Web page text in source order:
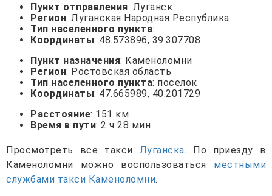
Пункт отправления: Луганск
Регион: Луганская Народная Республика
Тип населенного пункта:
Координаты: 48.573896, 39.307708
Пункт назначения: Каменоломни
Регион: Ростовская область
Тип населенного пункта: поселок
Координаты: 47.665989, 40.201729
Расстояние: 151 км
Время в пути: 2 ч 28 мин
Просмотреть все такси Луганска. По приезду в
Каменоломни можно воспользоваться местными
службами такси Каменоломни.